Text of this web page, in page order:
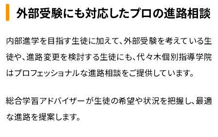
外部受験にも対応したプロの進路相談
内部進学を目指す生徒に加えて、外部受験を考えている生
徒や、進路変更を検討する生徒にも、代々木個別指導学院
はプロフェッショナルな進路相談をご提供しています。
総合学習アドバイザーが生徒の希望や状況を把握し、最適
な進路を提案します。